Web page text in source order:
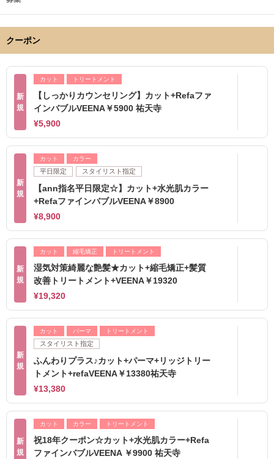
クーポン
新
規
カット トリートメント
【しっかりカウンセリング】カット+Refaファ
インバブルVEENA￥5900 祐天寺
¥5,900
新
規
カット カラー
平日限定 スタイリスト指定
【ann指名平日限定☆】カット+水光肌カラー
+RefaファインバブルVEENA￥8900
¥8,900
新
規
カット 縮毛矯正 トリートメント
湿気対策綺麗な艶髪★カット+縮毛矯正+髪質
改善トリートメント+VEENA￥19320
¥19,320
新
規
カット パーマ トリートメント
スタイリスト指定
ふんわりプラス♪カット+パーマ+リッジトリー
トメント+refaVEENA￥13380祐天寺
¥13,380
新
規
カット カラー トリートメント
祝18年クーポン☆カット+水光肌カラー+Refa
ファインバブルVEENA ￥9900 祐天寺